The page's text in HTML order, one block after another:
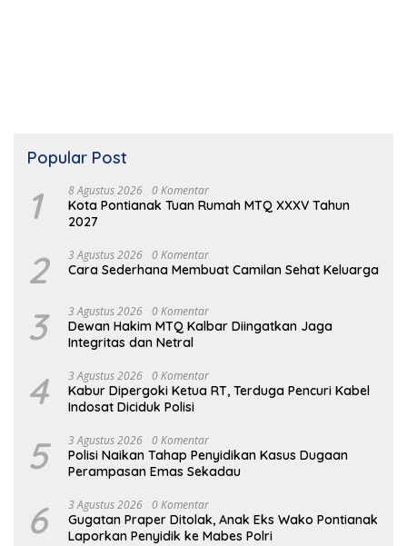
Popular Post
1 8 Agustus 2026 0 Komentar
Kota Pontianak Tuan Rumah MTQ XXXV Tahun
2027
2 3 Agustus 2026 0 Komentar
Cara Sederhana Membuat Camilan Sehat Keluarga
3 3 Agustus 2026 0 Komentar
Dewan Hakim MTQ Kalbar Diingatkan Jaga
Integritas dan Netral
4 3 Agustus 2026 0 Komentar
Kabur Dipergoki Ketua RT, Terduga Pencuri Kabel
Indosat Diciduk Polisi
5 3 Agustus 2026 0 Komentar
Polisi Naikan Tahap Penyidikan Kasus Dugaan
Perampasan Emas Sekadau
6 3 Agustus 2026 0 Komentar
Gugatan Praper Ditolak, Anak Eks Wako Pontianak
Laporkan Penyidik ke Mabes Polri